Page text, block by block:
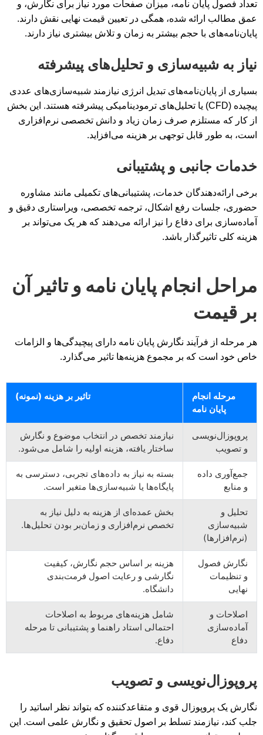
تعداد فصول پایان نامه، میزان صفحات مورد نیاز برای نگارش، و
عمق مطالب ارائه شده، همگی در تعیین قیمت نهایی نقش دارند.
پایان‌نامه‌های با حجم بیشتر به زمان و تلاش بیشتری نیاز دارند.
نیاز به شبیه‌سازی و تحلیل‌های پیشرفته
بسیاری از پایان‌نامه‌های تبدیل انرژی نیازمند شبیه‌سازی‌های عددی
پیچیده (CFD) یا تحلیل‌های ترمودینامیکی پیشرفته هستند. این بخش
از کار که مستلزم صرف زمان زیاد و دانش تخصصی نرم‌افزاری
است، به طور قابل توجهی بر هزینه می‌افزاید.
خدمات جانبی و پشتیبانی
برخی ارائه‌دهندگان خدمات، پشتیبانی‌های تکمیلی مانند مشاوره
حضوری، جلسات رفع اشکال، ترجمه تخصصی، ویراستاری دقیق و
آماده‌سازی برای دفاع را نیز ارائه می‌دهند که هر یک می‌تواند بر
هزینه کلی تاثیرگذار باشد.
مراحل انجام پایان نامه و تاثیر آن
بر قیمت
هر مرحله از فرآیند نگارش پایان نامه دارای پیچیدگی‌ها و الزامات
خاص خود است که بر مجموع هزینه‌ها تاثیر می‌گذارد.
مرحله انجام
پایان نامه
تاثیر بر هزینه (نمونه)
پروپوزال‌نویسی
و تصویب
نیازمند تخصص در انتخاب موضوع و نگارش
ساختار یافته، هزینه اولیه را شامل می‌شود.
جمع‌آوری داده
و منابع
بسته به نیاز به داده‌های تجربی، دسترسی به
پایگاه‌ها یا شبیه‌سازی‌ها متغیر است.
تحلیل و
شبیه‌سازی
(نرم‌افزارها)
بخش عمده‌ای از هزینه به دلیل نیاز به
تخصص نرم‌افزاری و زمان‌بر بودن تحلیل‌ها.
نگارش فصول
و تنظیمات
نهایی
هزینه بر اساس حجم نگارش، کیفیت
نگارشی و رعایت اصول فرمت‌بندی
دانشگاه.
اصلاحات و
آماده‌سازی
دفاع
شامل هزینه‌های مربوط به اصلاحات
احتمالی استاد راهنما و پشتیبانی تا مرحله
دفاع.
پروپوزال‌نویسی و تصویب
نگارش یک پروپوزال قوی و متقاعدکننده که بتواند نظر اساتید را
جلب کند، نیازمند تسلط بر اصول تحقیق و نگارش علمی است. این